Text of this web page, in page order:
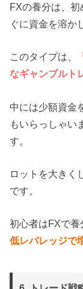
FXの養分は、
ぐに資金を溶か
このタイプは、
なギャンブルト
中には少額資金
もいらっしゃい
す。
ロットを大きく
です。
初心者はFXで養
低レバレッジで